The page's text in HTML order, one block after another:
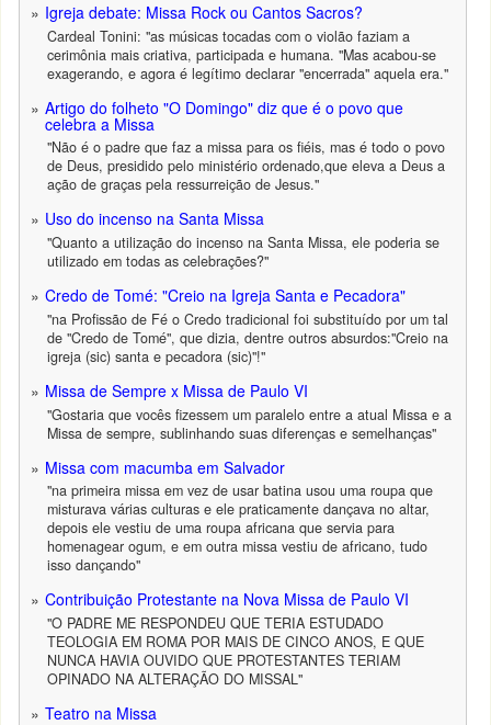
Igreja debate: Missa Rock ou Cantos Sacros?
Cardeal Tonini: "as músicas tocadas com o violão faziam a
cerimônia mais criativa, participada e humana. "Mas acabou-se
exagerando, e agora é legítimo declarar "encerrada" aquela era."
Artigo do folheto "O Domingo" diz que é o povo que
celebra a Missa
"Não é o padre que faz a missa para os fiéis, mas é todo o povo
de Deus, presidido pelo ministério ordenado,que eleva a Deus a
ação de graças pela ressurreição de Jesus."
Uso do incenso na Santa Missa
"Quanto a utilização do incenso na Santa Missa, ele poderia se
utilizado em todas as celebrações?"
Credo de Tomé: "Creio na Igreja Santa e Pecadora"
"na Profissão de Fé o Credo tradicional foi substituído por um tal
de "Credo de Tomé", que dizia, dentre outros absurdos:"Creio na
igreja (sic) santa e pecadora (sic)"!"
Missa de Sempre x Missa de Paulo VI
"Gostaria que vocês fizessem um paralelo entre a atual Missa e a
Missa de sempre, sublinhando suas diferenças e semelhanças"
Missa com macumba em Salvador
"na primeira missa em vez de usar batina usou uma roupa que
misturava várias culturas e ele praticamente dançava no altar,
depois ele vestiu de uma roupa africana que servia para
homenagear ogum, e em outra missa vestiu de africano, tudo
isso dançando"
Contribuição Protestante na Nova Missa de Paulo VI
"O PADRE ME RESPONDEU QUE TERIA ESTUDADO
TEOLOGIA EM ROMA POR MAIS DE CINCO ANOS, E QUE
NUNCA HAVIA OUVIDO QUE PROTESTANTES TERIAM
OPINADO NA ALTERAÇÃO DO MISSAL"
Teatro na Missa